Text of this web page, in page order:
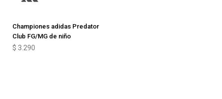
Championes adidas Predator
Club FG/MG de niño
$ 3.290